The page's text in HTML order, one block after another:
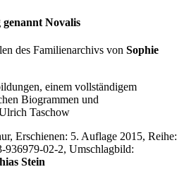
Novalis
des Familienarchivs von Sophie
einem vollständigem
Biogrammen und
Taschow
Erschienen: 5. Auflage 2015, Reihe:
936979-02-2, Umschlagbild:
Stein